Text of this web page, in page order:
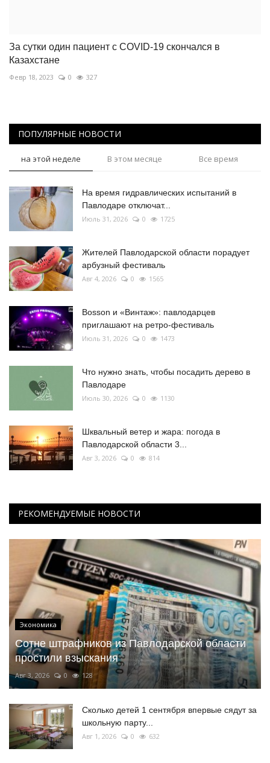
За сутки один пациент с COVID-19 скончался в
Казахстане
Февр 18, 2023 0 327
ПОПУЛЯРНЫЕ НОВОСТИ
на этой неделе В этом месяце Все время
На время гидравлических испытаний в
Павлодаре отключат...
Июль 31, 2026 0 1725
Жителей Павлодарской области порадует
арбузный фестиваль
Авг 4, 2026 0 1565
Bosson и «Винтаж»: павлодарцев
приглашают на ретро-фестиваль
Июль 31, 2026 0 1473
Что нужно знать, чтобы посадить дерево в
Павлодаре
Июль 30, 2026 0 1130
Шквальный ветер и жара: погода в
Павлодарской области 3...
Авг 3, 2026 0 814
РЕКОМЕНДУЕМЫЕ НОВОСТИ
Экономика
Сотне штрафников из Павлодарской области
простили взыскания
Авг 3, 2026 0 128
Сколько детей 1 сентября впервые сядут за
школьную парту...
Авг 1, 2026 0 632